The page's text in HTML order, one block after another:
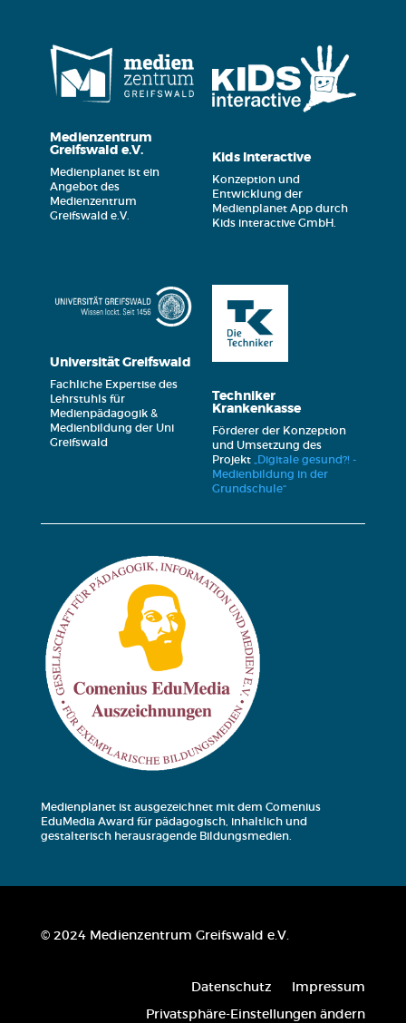
Medienzentrum
Greifswald e.V.
Medienplanet ist ein
Angebot des
Medienzentrum
Greifswald e.V.
Kids Interactive
Konzeption und
Entwicklung der
Medienplanet App durch
Kids interactive GmbH.
Universität Greifswald
Fachliche Expertise des
Lehrstuhls für
Medienpädagogik &
Medienbildung der Uni
Greifswald
Techniker
Krankenkasse
Förderer der Konzeption
und Umsetzung des
Projekt „Digitale gesund?! -
Medienbildung in der
Grundschule“
Medienplanet ist ausgezeichnet mit dem Comenius
EduMedia Award für pädagogisch, inhaltlich und
gestalterisch herausragende Bildungsmedien.
© 2024 Medienzentrum Greifswald e.V.
Daten­schutz
Impres­sum
Pri­vat­sphä­re-Ein­stel­lun­gen ändern